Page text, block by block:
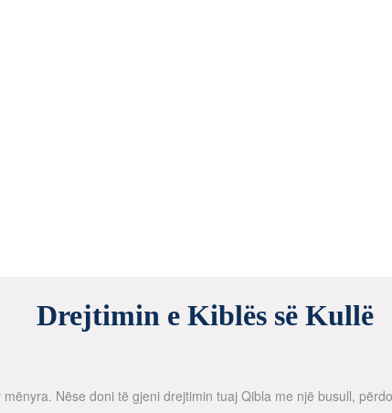
Drejtimin e Kiblës së Kullë
Nëse doni të gjeni drejtimin tuaj Qibla me një busull,